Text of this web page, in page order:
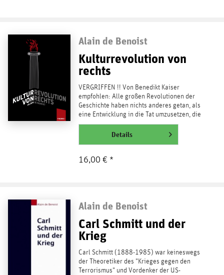
Alain de Benoist
Kulturrevolution von
rechts
VERGRIFFEN !! Von Benedikt Kaiser
empfohlen: Alle großen Revolutionen der
Geschichte haben nichts anderes getan, als
eine Entwicklung in die Tat umzusetzen, die
sich zuvor schon...
weiterlesenDetails
16,00 € *
Alain de Benoist
Carl Schmitt und der
Krieg
Carl Schmitt (1888-1985) war keineswegs
der Theoretiker des "Krieges gegen den
Terrorismus" und Vordenker der US-